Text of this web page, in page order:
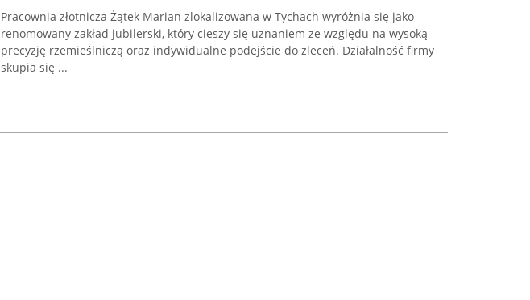
Pracownia złotnicza Żątek Marian zlokalizowana w Tychach wyróżnia się jako
renomowany zakład jubilerski, który cieszy się uznaniem ze względu na wysoką
precyzję rzemieślniczą oraz indywidualne podejście do zleceń. Działalność firmy
skupia się ...